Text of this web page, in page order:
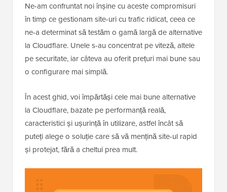
Ne-am confruntat noi înșine cu aceste compromisuri
în timp ce gestionam site-uri cu trafic ridicat, ceea ce
ne-a determinat să testăm o gamă largă de alternative
la Cloudflare. Unele s-au concentrat pe viteză, altele
pe securitate, iar câteva au oferit prețuri mai bune sau
o configurare mai simplă.
În acest ghid, voi împărtăși cele mai bune alternative
la Cloudflare, bazate pe performanță reală,
caracteristici și ușurință în utilizare, astfel încât să
puteți alege o soluție care să vă mențină site-ul rapid
și protejat, fără a cheltui prea mult.